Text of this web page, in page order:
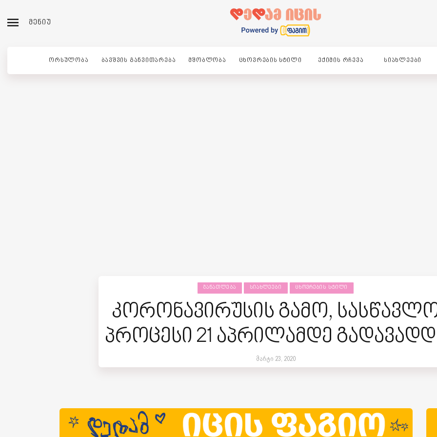
ᲛᲔᲜᲘᲣ
ᲝᲠᲡᲣᲚᲝᲑᲐ ᲑᲐᲕᲨᲕᲘᲡ ᲒᲐᲜᲕᲘᲗᲐᲠᲔᲑᲐ ᲛᲨᲝᲑᲚᲝᲑᲐ ᲪᲮᲝᲕᲠᲔᲑᲘᲡ ᲡᲢᲘᲚᲘ ᲔᲥᲘᲛᲘᲡ ᲠᲩᲔᲕᲐ ᲡᲘᲐᲮᲚᲔᲔᲑᲘ
ᲒᲐᲜᲐᲗᲚᲔᲑᲐ ᲡᲘᲐᲮᲚᲔᲔᲑᲘ ᲪᲮᲝᲕᲠᲔᲑᲘᲡ ᲡᲢᲘᲚᲘ
კორონავირუსის გამო,
პროცესი 21 აპრილამდე
მარტი 23, 2020